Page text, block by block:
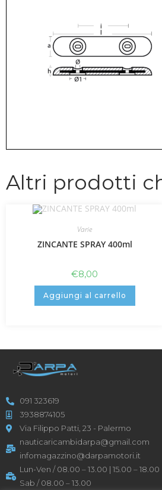
Altri prodotti
Varie
ZINCANTE SPRAY 400ml
€8,00
Aggiungi al carrello
091 323619
3938874105
Via Filippo Patti, 23 - Palermo
nauticaricambidarpa@gmail.com
infomagazzino@darpamotori.it
Lun-Ven / 08.00 – 13.00 | 15.00 – 18.00
Sab / 08.00 – 13.00